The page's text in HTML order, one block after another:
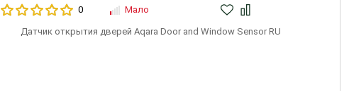
0 Мало
Датчик открытия дверей Aqara Door and Window Sensor RU